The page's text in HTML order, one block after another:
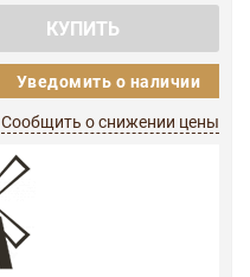
КУПИТЬ
Уведомить о наличии
Сообщить о снижении цены